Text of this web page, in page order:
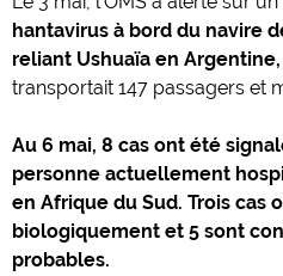
hantavirus à bord du navire
reliant Ushuaïa en Argentine,
transportait 147 passagers et
Au 6 mai, 8 cas ont été
personne actuellement
en Afrique du Sud. Trois cas
biologiquement et 5 sont
probables.